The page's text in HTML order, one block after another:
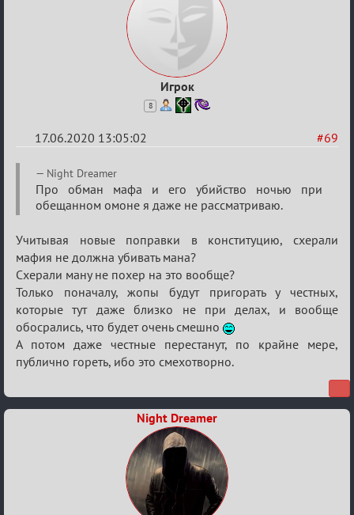
Игрок
8
#69
17.06.2020 13:05:02
Re:
Семейный
кубок
Night Dreamer
Про обман мафа и его убийство ночью при
обещанном омоне я даже не рассматриваю.
Учитывая новые поправки в конституцию, схерали
мафия не должна убивать мана?
Схерали ману не похер на это вообще?
Только поначалу, жопы будут пригорать у честных,
которые тут даже близко не при делах, и вообще
обосрались, что будет очень смешно
А потом даже честные перестанут, по крайне мере,
публично гореть, ибо это смехотворно.
Night Dreamer